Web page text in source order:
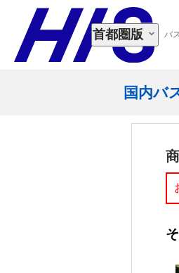
バ
首都圏版
国内バ